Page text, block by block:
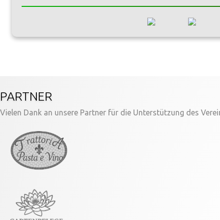
PARTNER
Vielen Dank an unsere Partner für die Unterstützung des